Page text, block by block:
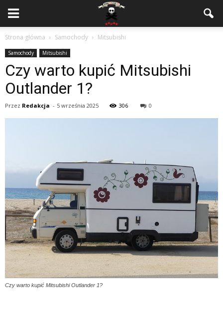
Strona główna Samochody Mitsubishi
Samochody Mitsubishi
Czy warto kupić Mitsubishi
Outlander 1?
Przez Redakcja - 5 września 2025 306 0
Czy warto kupić Mitsubishi Outlander 1?